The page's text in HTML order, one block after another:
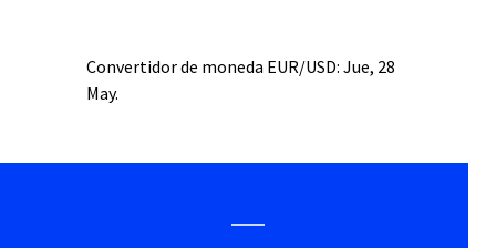
Convertidor de moneda EUR/USD: Jue, 28
May.